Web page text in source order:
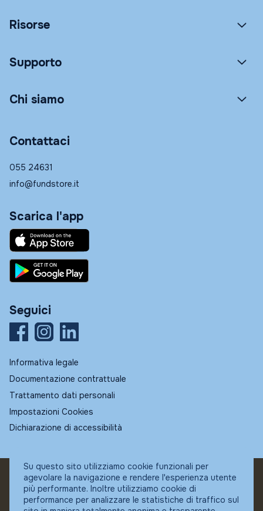
Risorse
Supporto
Chi siamo
Contattaci
055 24631
info@fundstore.it
Scarica l'app
Seguici
Informativa legale
Documentazione contrattuale
Trattamento dati personali
Impostazioni Cookies
Dichiarazione di accessibilità
© Fundstore
Collocatore autorizzato:
Banca Ifigest SpA
Su questo sito utilizziamo cookie funzionali per
agevolare la navigazione e rendere l'esperienza utente
più performante. Inoltre utilizziamo cookie di
performance per analizzare le statistiche di traffico sul